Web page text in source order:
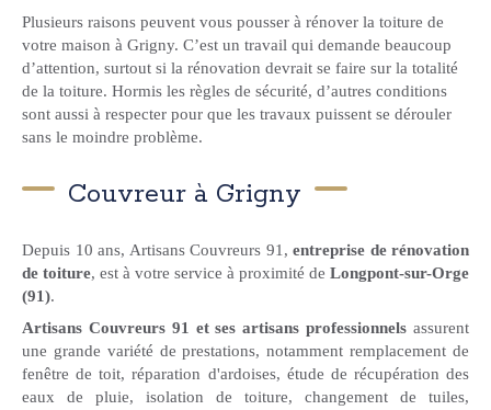
Plusieurs raisons peuvent vous pousser à rénover la toiture de
votre maison à Grigny. C’est un travail qui demande beaucoup
d’attention, surtout si la rénovation devrait se faire sur la totalité
de la toiture. Hormis les règles de sécurité, d’autres conditions
sont aussi à respecter pour que les travaux puissent se dérouler
sans le moindre problème.
Couvreur à Grigny
Depuis 10 ans, Artisans Couvreurs 91, entreprise de rénovation
de toiture, est à votre service à proximité de Longpont-sur-Orge
(91).
Artisans Couvreurs 91 et ses artisans professionnels assurent
une grande variété de prestations, notamment remplacement de
fenêtre de toit, réparation d'ardoises, étude de récupération des
eaux de pluie, isolation de toiture, changement de tuiles,